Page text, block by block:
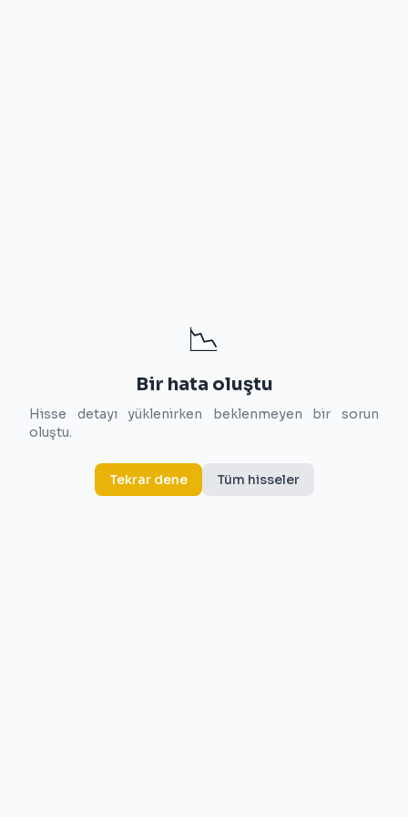
📉
Bir hata oluştu
Hisse detayı yüklenirken beklenmeyen bir sorun
oluştu.
Tekrar dene Tüm hisseler